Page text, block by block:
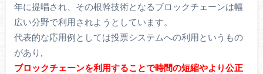
年に提唱され、その根幹技術となるブロックチェーンは幅
広い分野で利用されようとしています。
代表的な応用例としては投票システムへの利用というもの
があり,
ブロックチェーンを利用することで時間の短縮やより公正